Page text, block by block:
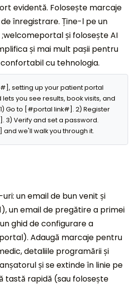
evidentă. Folosește marcaje
înregistrare. Ține-l pe un
și folosește AI
și mai mult pașii pentru
cu tehnologia.
setting up your patient portal
you see results, book visits, and
Go to [#portal link#]. 2) Register
Verify and set a password.
we'll walk you through it.
un email de bun venit și
un email de pregătire a primei
ghid de configurare a
Adaugă marcaje pentru
detaliile programării și
și se extinde în linie pe
tastă rapidă (sau folosește